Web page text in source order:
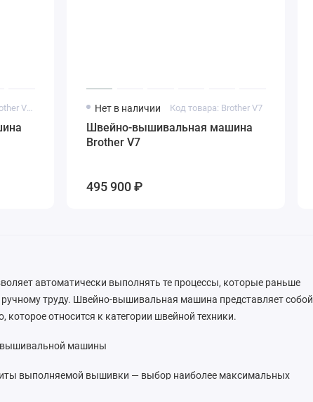
Нет в наличии Код товара: Brother V7
Швейно-вышивальная машина
Brother V7
495 900 ₽
автоматически выполнять те процессы, которые раньше
труду. Швейно-вышивальная машина представляет собой
которое относится к категории швейной техники.
вышивальной машины
выполняемой вышивки — выбор наиболее максимальных